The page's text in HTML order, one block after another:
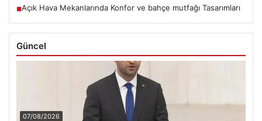
■Açık Hava Mekanlarında Konfor ve bahçe mutfağı Tasarımları
Güncel
07/08/2026